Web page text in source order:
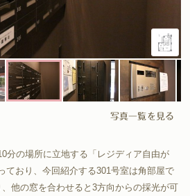
写真一覧を見る
分の場所に立地する「レジディア自由が
ており、今回紹介する301号室は角部屋で
他の窓を合わせると3方向からの採光が可